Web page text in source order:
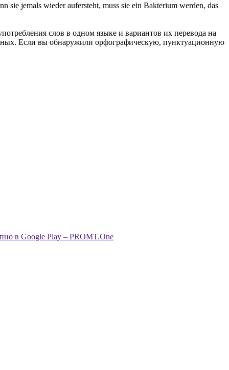
sie jemals wieder aufersteht, muss sie ein Bakterium werden, das
слов в одном языке и вариантов их перевода на
Если вы обнаружили орфографическую, пунктуационную